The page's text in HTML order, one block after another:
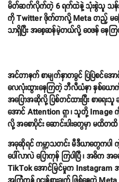
မိတ်ဆက်လိုက်တဲ့ 6 ရက်ထဲနဲ့ သုံးစွဲသူ သန်း
ကို Twitter ဖိုက်တာလို့ Meta တည့် မပြ
သာရှိပြီး အစေ့ဆန်မဲ့တယ်လို့ ဝေဖန် နေက
အင်တာနက် စာမျက်နှာတခွင် ပြဲပြဲစင်အ
လေလုံးထွားနေကြတဲ့ ဘီလီယံနာ နှစ်ယေ
အပြောအဆိုလို့ ပြစ်တင်ထားပြီး စာရေး
အောင် Attention ရှာ ၊ သူတို့ Image
လို့ အစောပိုင်း ဆောင်းပါးတွေမှာ မထိတထိ
အခုဆိုရင် ကမ္ဘာ့သတင်း မီဒီယာတွေကပါ
ပေါ်လာလဲ ပြောကုန် ကြပါပြီ ၊ အဓိက အ
TikTok အောင်မြင်မှုက Instagram